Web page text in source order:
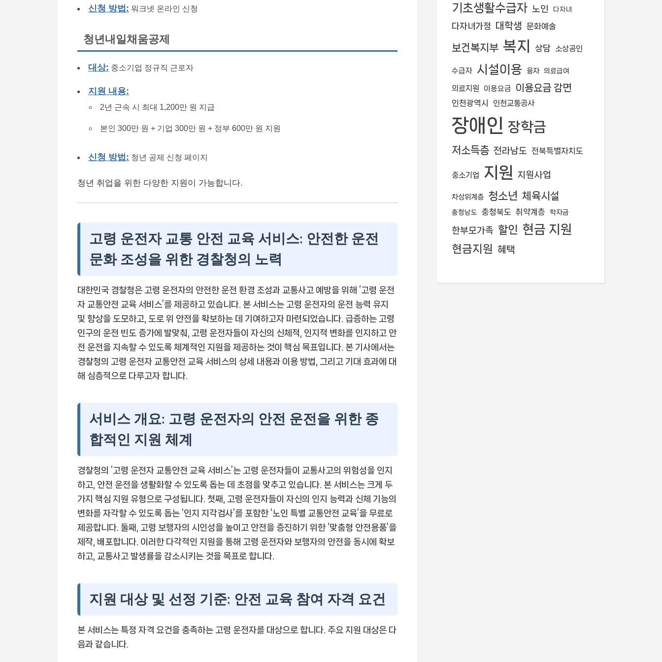
신청 방법: 워크넷 온라인 신청
청년내일채움공제
대상: 중소기업 정규직 근로자
지원 내용:
2년 근속 시 최대 1,200만 원 지급
본인 300만 원 + 기업 300만 원 + 정부 600만 원 지원
신청 방법: 청년 공제 신청 페이지
청년 취업을 위한 다양한 지원이 가능합니다.
고령 운전자 교통 안전 교육 서비스: 안전한 운전
문화 조성을 위한 경찰청의 노력
대한민국 경찰청은 고령 운전자의 안전한 운전 환경 조성과 교통사고 예방을 위해 ‘고령 운전
자 교통안전 교육 서비스’를 제공하고 있습니다. 본 서비스는 고령 운전자의 운전 능력 유지
및 향상을 도모하고, 도로 위 안전을 확보하는 데 기여하고자 마련되었습니다. 급증하는 고령
인구의 운전 빈도 증가에 발맞춰, 고령 운전자들이 자신의 신체적, 인지적 변화를 인지하고 안
전 운전을 지속할 수 있도록 체계적인 지원을 제공하는 것이 핵심 목표입니다. 본 기사에서는
경찰청의 고령 운전자 교통안전 교육 서비스의 상세 내용과 이용 방법, 그리고 기대 효과에 대
해 심층적으로 다루고자 합니다.
서비스 개요: 고령 운전자의 안전 운전을 위한 종
합적인 지원 체계
경찰청의 ‘고령 운전자 교통안전 교육 서비스’는 고령 운전자들이 교통사고의 위험성을 인지
하고, 안전 운전을 생활화할 수 있도록 돕는 데 초점을 맞추고 있습니다. 본 서비스는 크게 두
가지 핵심 지원 유형으로 구성됩니다. 첫째, 고령 운전자들이 자신의 인지 능력과 신체 기능의
변화를 자각할 수 있도록 돕는 ‘인지 지각검사’를 포함한 ‘노인 특별 교통안전 교육’을 무료로
제공합니다. 둘째, 고령 보행자의 시인성을 높이고 안전을 증진하기 위한 ‘맞춤형 안전용품’을
제작, 배포합니다. 이러한 다각적인 지원을 통해 고령 운전자와 보행자의 안전을 동시에 확보
하고, 교통사고 발생률을 감소시키는 것을 목표로 합니다.
지원 대상 및 선정 기준: 안전 교육 참여 자격 요건
본 서비스는 특정 자격 요건을 충족하는 고령 운전자를 대상으로 합니다. 주요 지원 대상은 다
음과 같습니다.
기초생활수급자 노인 다자녀
다자녀가정 대학생 문화예술
보건복지부 복지 상담 소상공인
수급자 시설이용 융자 의료급여
의료지원 이용요금 이용요금 감면
인천광역시 인천교통공사
장애인 장학금
저소득층 전라남도 전북특별자치도
중소기업 지원 지원사업
차상위계층 청소년 체육시설
충청남도 충청북도 취약계층 학자금
한부모가족 할인 현금 지원
현금지원 혜택